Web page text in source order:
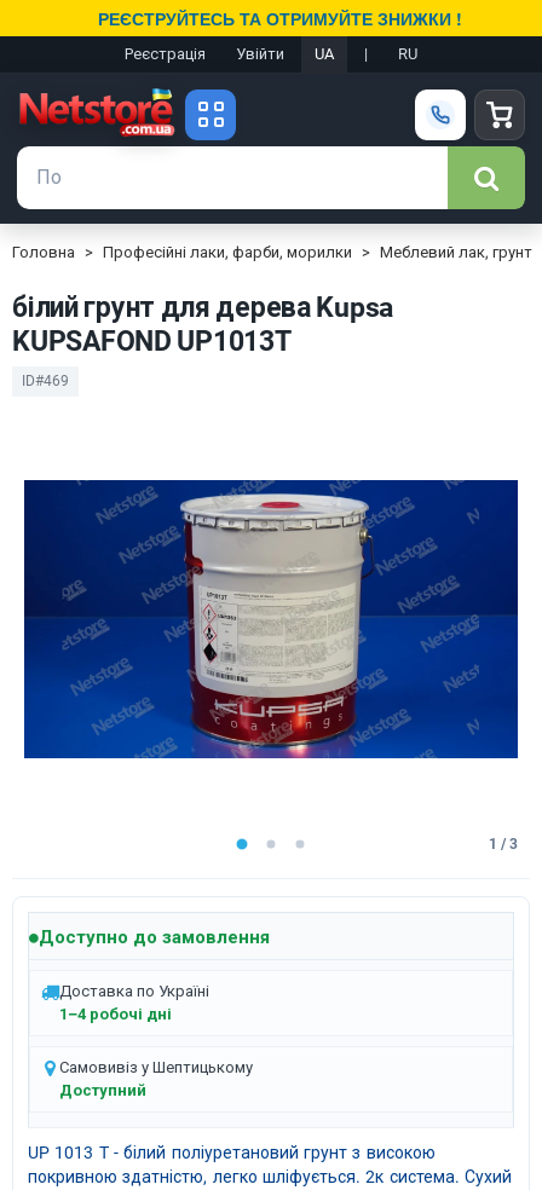
РЕЄСТРУЙТЕСЬ ТА ОТРИМУЙТЕ ЗНИЖКИ !
Реєстрація Увійти UA | RU
Головна Професійні лаки, фарби, морилки Меблевий лак, грунт
білий грунт для дерева Kupsa
KUPSAFOND UP1013T
ID#469
1 / 3
Доступно до замовлення
Доставка по Україні
1–4 робочі дні
Самовивіз у Шептицькому
Доступний
UP 1013 T - білий поліуретановий грунт з високою
покривною здатністю, легко шліфується. 2к система. Сухий